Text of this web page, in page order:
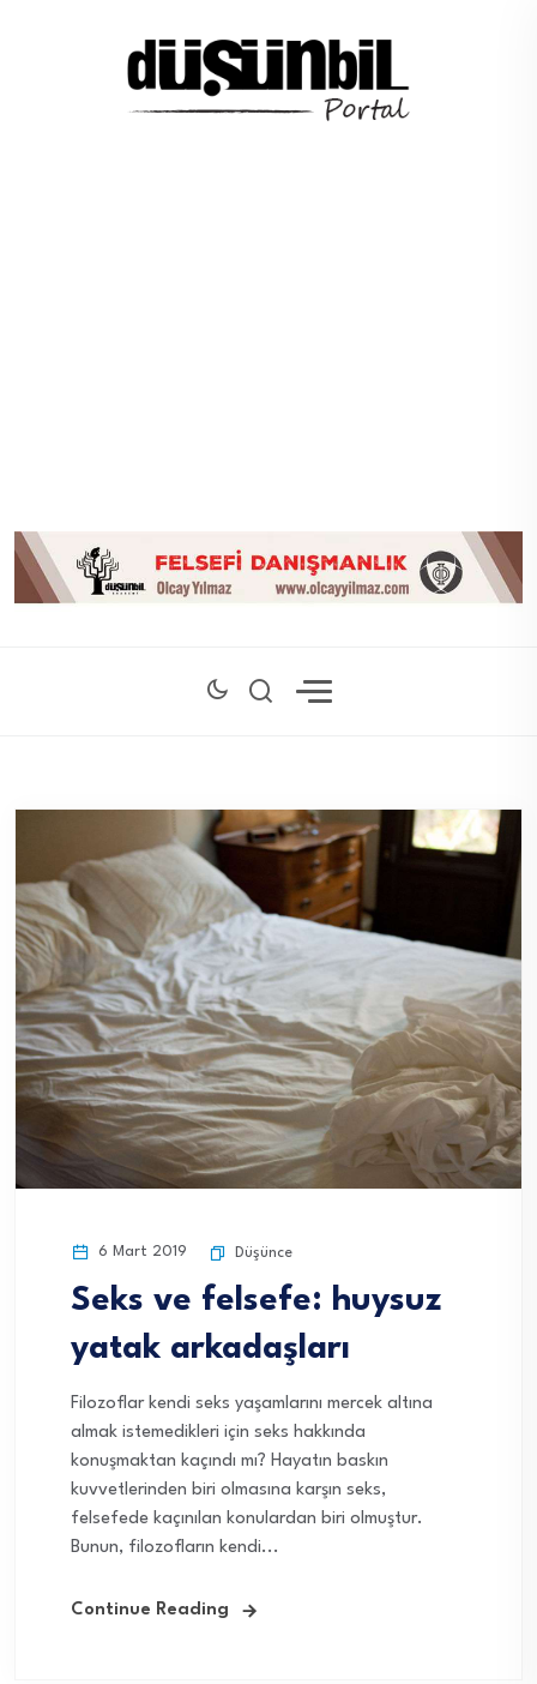
6 Mart 2019 Düşünce
Seks ve felsefe: huysuz
yatak arkadaşları
Filozoflar kendi seks yaşamlarını mercek altına
almak istemedikleri için seks hakkında
konuşmaktan kaçındı mı? Hayatın baskın
kuvvetlerinden biri olmasına karşın seks,
felsefede kaçınılan konulardan biri olmuştur.
Bunun, filozofların kendi...
Continue Reading